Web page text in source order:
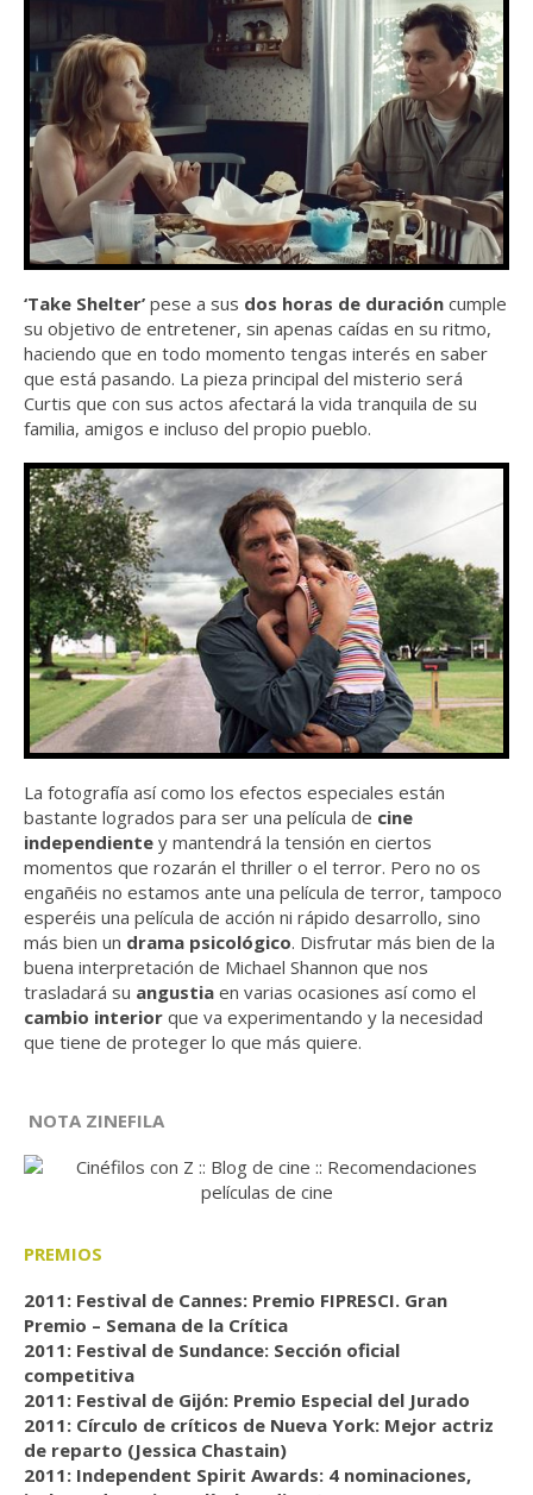
‘Take Shelter’ pese a sus dos horas de duración cumple
su objetivo de entretener, sin apenas caídas en su ritmo,
haciendo que en todo momento tengas interés en saber
que está pasando. La pieza principal del misterio será
Curtis que con sus actos afectará la vida tranquila de su
familia, amigos e incluso del propio pueblo.
La fotografía así como los efectos especiales están
bastante logrados para ser una película de cine
independiente y mantendrá la tensión en ciertos
momentos que rozarán el thriller o el terror. Pero no os
engañéis no estamos ante una película de terror, tampoco
esperéis una película de acción ni rápido desarrollo, sino
más bien un drama psicológico. Disfrutar más bien de la
buena interpretación de Michael Shannon que nos
trasladará su angustia en varias ocasiones así como el
cambio interior que va experimentando y la necesidad
que tiene de proteger lo que más quiere.
NOTA ZINEFILA
PREMIOS
2011: Festival de Cannes: Premio FIPRESCI. Gran
Premio – Semana de la Crítica
2011: Festival de Sundance: Sección oficial
competitiva
2011: Festival de Gijón: Premio Especial del Jurado
2011: Círculo de críticos de Nueva York: Mejor actriz
de reparto (Jessica Chastain)
2011: Independent Spirit Awards: 4 nominaciones,